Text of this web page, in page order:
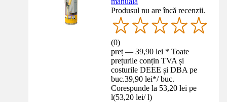
Produsul nu are încă recenzii.
(0)
preț — 39,90 lei * Toate
prețurile conțin TVA și
costurile DEEE și DBA pe
buc.39,90 lei*/ buc.
Corespunde la 53,20 lei pe
l(53,20 lei/ l)